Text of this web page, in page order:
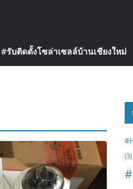
รับติดตั้งโซล่าเซลล์บ้านเชียงใหม่
(3)